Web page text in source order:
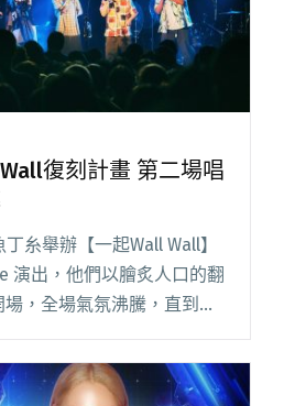
復刻計畫 第二場唱
糸舉辦【一起Wall Wall】
演出，他們以膾炙人口的翻
，全場氣氛沸騰，直到謝
於耳。本場觀眾有人坦承
打綠，甚至有 15 歲的閱讀
Wall復刻計畫 第二場唱直